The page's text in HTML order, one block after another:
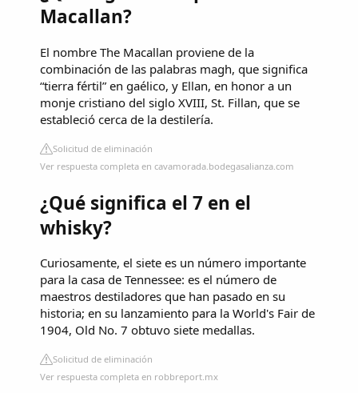
Macallan?
El nombre The Macallan proviene de la
combinación de las palabras magh, que significa
“tierra fértil” en gaélico, y Ellan, en honor a un
monje cristiano del siglo XVIII, St. Fillan, que se
estableció cerca de la destilería.
Solicitud de eliminación
Ver respuesta completa en cavamorada.bodegasalianza.com
¿Qué significa el 7 en el
whisky?
Curiosamente, el siete es un número importante
para la casa de Tennessee: es el número de
maestros destiladores que han pasado en su
historia; en su lanzamiento para la World's Fair de
1904, Old No. 7 obtuvo siete medallas.
Solicitud de eliminación
Ver respuesta completa en robbreport.mx